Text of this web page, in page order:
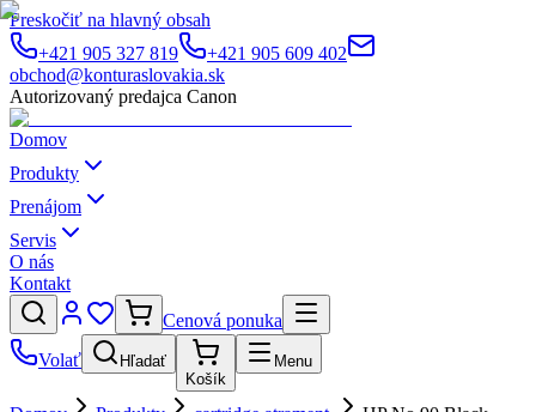
Preskočiť na hlavný obsah
+421 905 327 819
+421 905 609 402
obchod@konturaslovakia.sk
Autorizovaný predajca Canon
Domov
Produkty
Prenájom
Servis
O nás
Kontakt
Cenová ponuka
Volať
Hľadať
Košík
Menu